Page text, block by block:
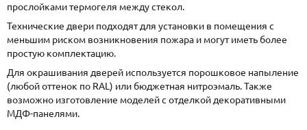
прослойками термогеля между стекол.
Технические двери подходят для установки в помещения с
меньшим риском возникновения пожара и могут иметь более
простую комплектацию.
Для окрашивания дверей используется порошковое напыление
(любой оттенок по RAL) или бюджетная нитроэмаль. Также
возможно изготовление моделей с отделкой декоративными
МДФ-панелями.